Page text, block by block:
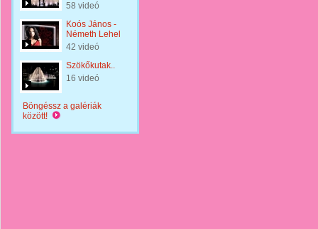
58 videó
Koós János -
Németh Lehel
42 videó
Szökőkutak..
16 videó
Böngéssz a galériák
között!